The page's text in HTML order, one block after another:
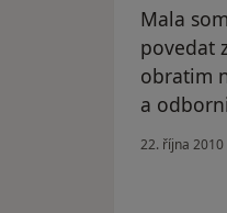
Mala
povedat
obratim
a
22. října 2010